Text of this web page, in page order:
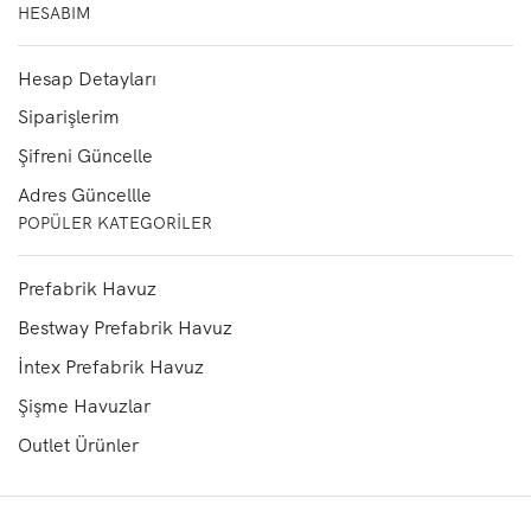
HESABIM
Hesap Detayları
Siparişlerim
Şifreni Güncelle
Adres Güncellle
POPÜLER KATEGORILER
Prefabrik Havuz
Bestway Prefabrik Havuz
İntex Prefabrik Havuz
Şişme Havuzlar
Outlet Ürünler